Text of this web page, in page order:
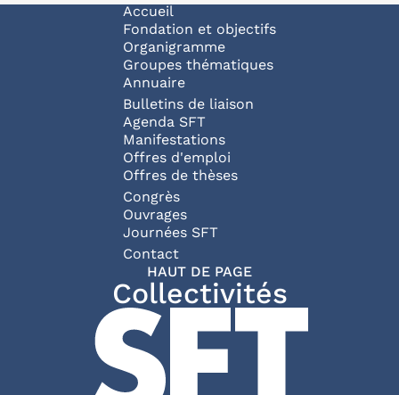
Navigation principale
Accueil
Fondation et objectifs
Organigramme
Groupes thématiques
Annuaire
Bulletins de liaison
Agenda SFT
Manifestations
Offres d'emploi
Offres de thèses
Congrès
Ouvrages
Journées SFT
Pied de page
Contact
HAUT DE PAGE
Collectivités